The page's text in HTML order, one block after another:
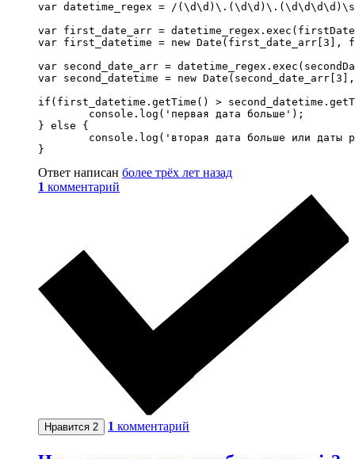
var datetime_regex = /
var first_date_arr =
var first_datetime = new
var second_date_arr =
var second_datetime = new
if(first_datetime.getTime() >
} else {
}
Ответ написан более трёх лет назад
1 комментарий
Нравится 2 1 комментарий